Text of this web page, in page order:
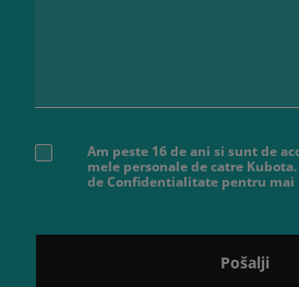
Am peste 16 de ani si sunt de
mele personale de catre
de Confidentialitate pentru
Pošalji